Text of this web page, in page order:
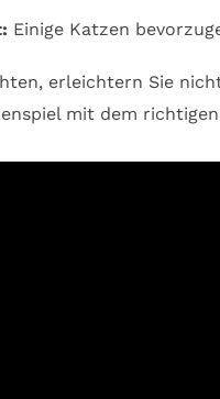
Einige Katzen
erleichtern Sie
mit dem